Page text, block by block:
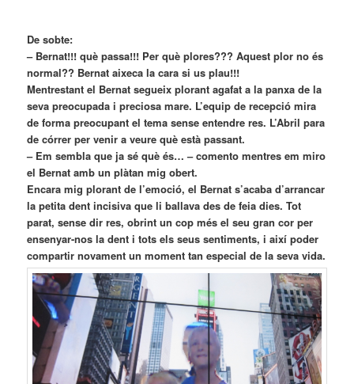
De sobte:
– Bernat!!! què passa!!! Per què plores??? Aquest plor no és
normal?? Bernat aixeca la cara si us plau!!!
Mentrestant el Bernat segueix plorant agafat a la panxa de la
seva preocupada i preciosa mare. L’equip de recepció mira
de forma preocupant el tema sense entendre res. L’Abril para
de córrer per venir a veure què està passant.
– Em sembla que ja sé què és… – comento mentres em miro
el Bernat amb un plàtan mig obert.
Encara mig plorant de l’emoció, el Bernat s’acaba d’arrancar
la petita dent incisiva que li ballava des de feia dies. Tot
parat, sense dir res, obrint un cop més el seu gran cor per
ensenyar-nos la dent i tots els seus sentiments, i així poder
compartir novament un moment tan especial de la seva vida.